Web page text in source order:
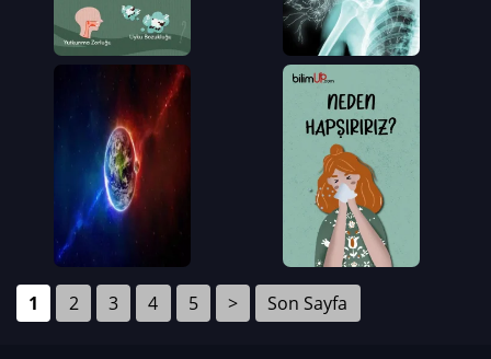
1 2 3 4 5 > Son Sayfa